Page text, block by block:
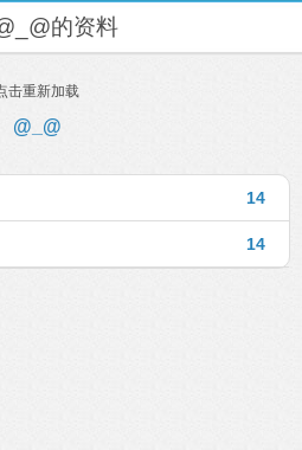
的资料
击重新加载
@_@
14
14